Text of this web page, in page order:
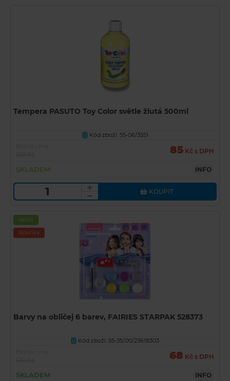
Tempera PASUTO Toy Color světle žlutá 500ml
U Kód zboží: 55-06/3551
85 Kč s DPH
SKLADEM INFO
KOUPIT
Akční
Novinka
Barvy na obličej 6 barev, FAIRIES STARPAK 528373
U
Kód zboží: 55-35/00/23618303
68 Kč s DPH
SKLADEM INFO